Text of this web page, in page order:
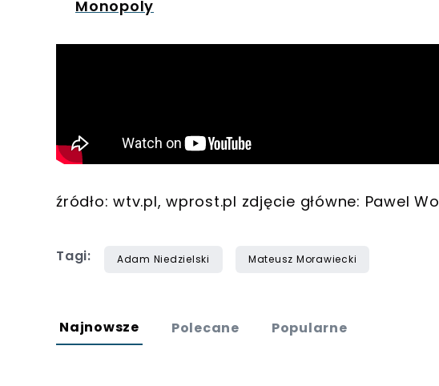
Monopoly
źródło: wtv.pl, wprost.pl zdjęcie główne: Pawel
Tagi: Adam Niedzielski Mateusz Morawiecki
Najnowsze Polecane Popularne